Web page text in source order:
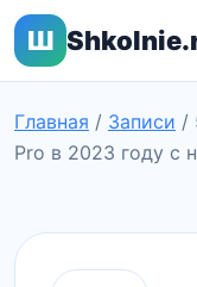
Ш
Главная / Записи /
Pro в 2023 году с